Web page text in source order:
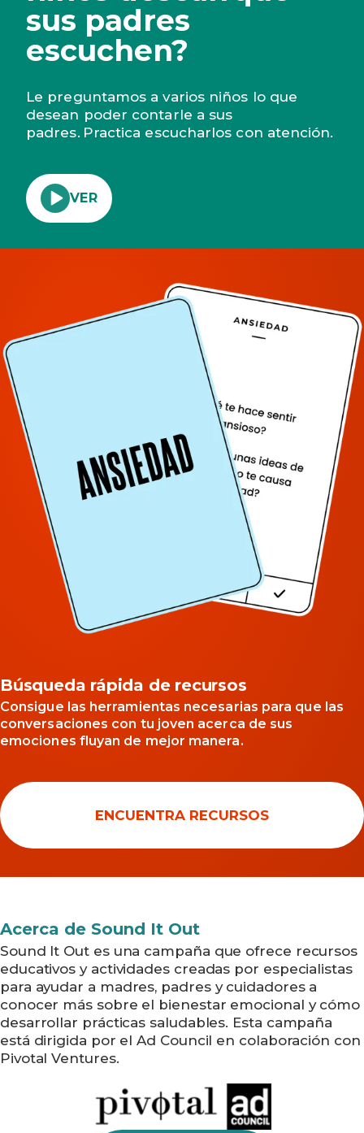
sus padres
escuchen?
Le preguntamos a varios niños lo que
desean poder contarle a sus
padres. Practica escucharlos con atención.
VER
Búsqueda rápida de recursos
Consigue las herramientas necesarias para que las
conversaciones con tu joven acerca de sus
emociones fluyan de mejor manera.
ENCUENTRA RECURSOS
Acerca de Sound It Out
Sound It Out es una campaña que ofrece recursos
educativos y actividades creadas por especialistas
para ayudar a madres, padres y cuidadores a
conocer más sobre el bienestar emocional y cómo
desarrollar prácticas saludables. Esta campaña
está dirigida por el Ad Council en colaboración con
Pivotal Ventures.